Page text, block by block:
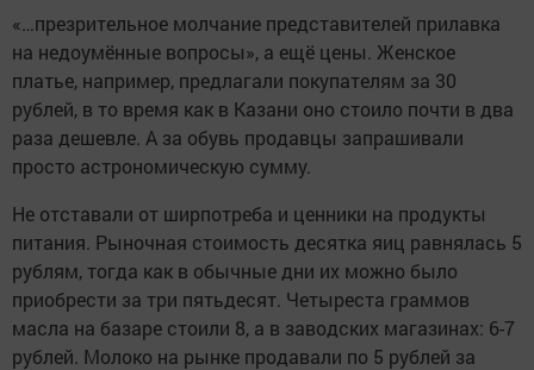
«…презрительное молчание представителей прилавка
на недоумённые вопросы», а ещё цены. Женское
платье, например, предлагали покупателям за 30
рублей, в то время как в Казани оно стоило почти в два
раза дешевле. А за обувь продавцы запрашивали
просто астрономическую сумму.
Не отставали от ширпотреба и ценники на продукты
питания. Рыночная стоимость десятка яиц равнялась 5
рублям, тогда как в обычные дни их можно было
приобрести за три пятьдесят. Четыреста граммов
масла на базаре стоили 8, а в заводских магазинах: 6-7
рублей. Молоко на рынке продавали по 5 рублей за